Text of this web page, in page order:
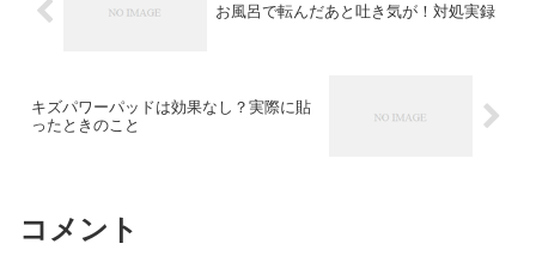
お風呂で転んだあと吐き気が！対処実録
キズパワーパッドは効果なし？実際に貼
ったときのこと
コメント